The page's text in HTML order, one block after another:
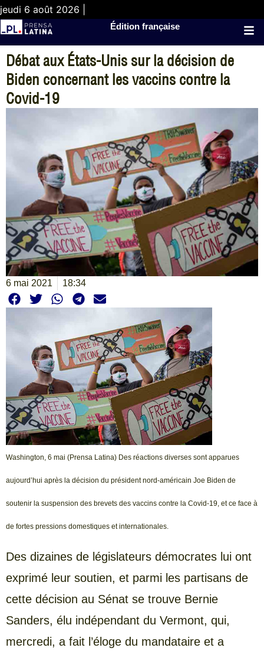
jeudi 6 août 2026 |
Édition française
Débat aux États-Unis sur la décision de
Biden concernant les vaccins contre la
Covid-19
6 mai 2021 18:34
Washington, 6 mai (Prensa Latina) Des réactions diverses sont apparues
aujourd’hui après la décision du président nord-américain Joe Biden de
soutenir la suspension des brevets des vaccins contre la Covid-19, et ce face à
de fortes pressions domestiques et internationales.
Des dizaines de législateurs démocrates lui ont
exprimé leur soutien, et parmi les partisans de
cette décision au Sénat se trouve Bernie
Sanders, élu indépendant du Vermont, qui,
mercredi, a fait l’éloge du mandataire et a